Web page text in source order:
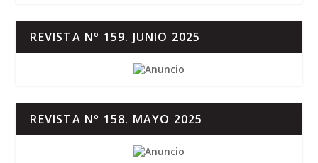
REVISTA Nº 159. JUNIO 2025
REVISTA Nº 158. MAYO 2025